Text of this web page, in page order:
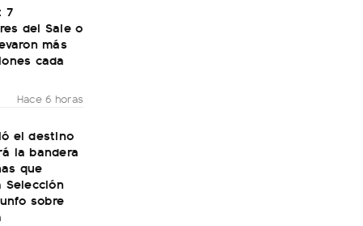
7
del Sale o
más
cada
Hace 6 horas
el destino
la bandera
que
sobre